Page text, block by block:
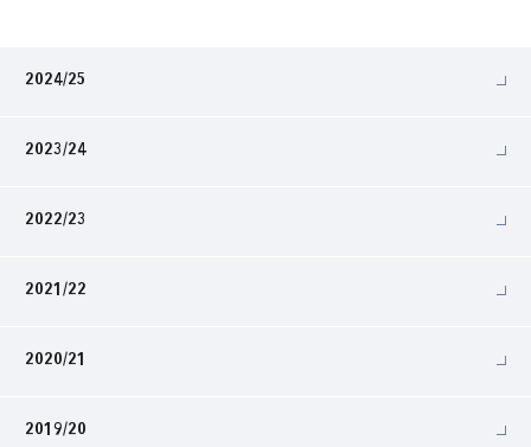
2024/25
2023/24
2022/23
2021/22
2020/21
2019/20